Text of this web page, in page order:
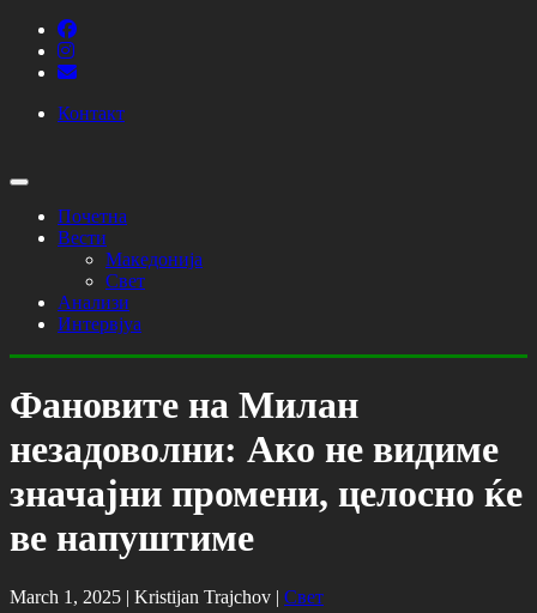
Контакт
Почетна
Вести
Македонија
Свет
Анализи
Интервјуа
Фановите на Милан
незадоволни: Ако не видиме
значајни промени, целосно ќе
ве напуштиме
March 1, 2025 | Kristijan Trajchov | Свет